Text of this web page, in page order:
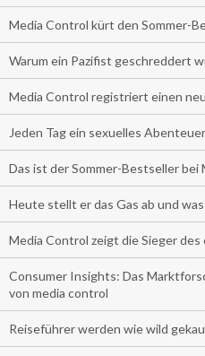
Media Control kürt den Sommer-
Warum ein Pazifist geschreddert
Media Control registriert einen
Jeden Tag ein sexuelles Abenteuer
Das ist der Sommer-Bestseller bei
Heute stellt er das Gas ab und
Media Control zeigt die Sieger
Consumer Insights: Das
von media control
Reiseführer werden wie wild